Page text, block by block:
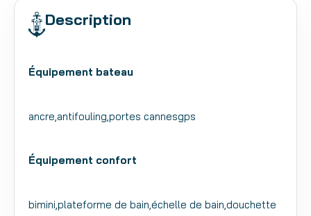
Description
Équipement bateau
ancre,antifouling,portes cannesgps
Équipement confort
bimini,plateforme de bain,échelle de bain,douchette